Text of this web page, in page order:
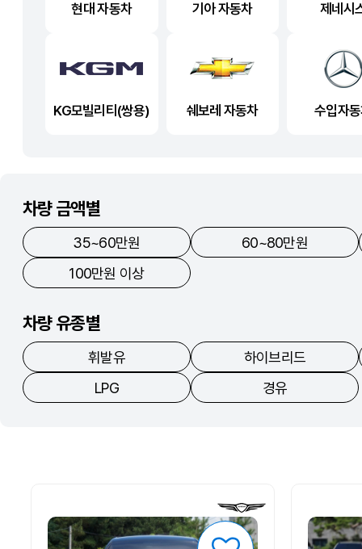
현대 자동차 기아 자동차 제네시
KG모빌리티(쌍용) 쉐보레 자동차 수입자
차량 금액별
35~60만원
60~80만원
100만원 이상
차량 유종별
휘발유
하이브리드
LPG
경유